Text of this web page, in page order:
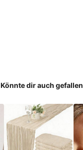
Könnte dir auch gefallen